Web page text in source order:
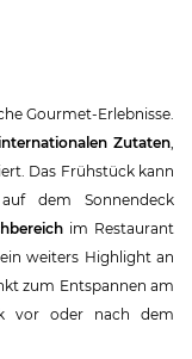
Gourmet-Erlebnisse.
Zutaten
Das Frühstück kann
dem Sonnendeck
im Restaurant
weiters Highlight an
zum Entspannen am
vor oder nach dem